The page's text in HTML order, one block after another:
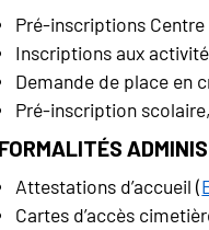
Pré-inscriptions
Inscriptions aux
Demande de place en
Pré-inscription
Formalités
Attestations d’accueil (
Cartes d’accès